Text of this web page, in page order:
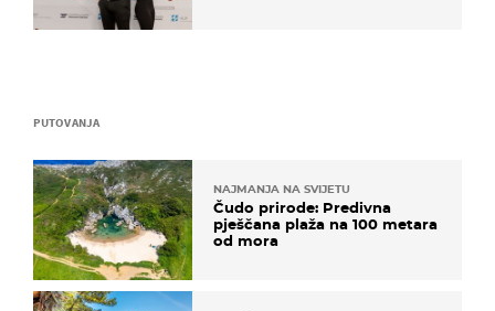
PUTOVANJA
NAJMANJA NA SVIJETU
Čudo prirode: Predivna
pješčana plaža na 100 metara
od mora